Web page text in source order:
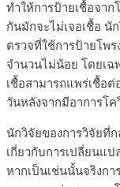
ทำให้การป้ายเชื้อจา
กันมักจะไม่เจอเชื้อ นั
ตรวจที่ใช้การป้ายโพ
จำนวนไม่น้อย โดยเฉ
เชื้อสามารถแพร่เชื้อ
วันหลังจากมีอาการโค
นักวิจัยของการวิจัยที่
เกี่ยวกับการเปลี่ยนแป
หากเป็นเช่นนั้นจริงก